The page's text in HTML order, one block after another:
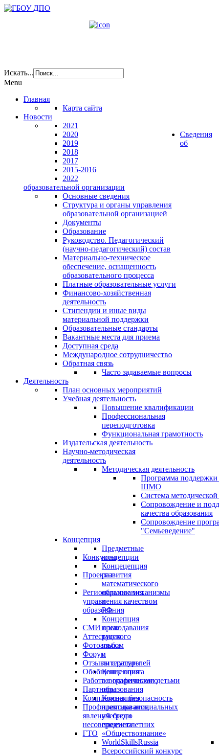
Искать...
Menu
Главная
Карта сайта
Новости
2021
2020
2019
2018
2017
2015-2016
2022
Сведения
об
образовательной организации
Основные сведения
Структура и органы управления
образовательной организацией
Документы
Образование
Руководство. Педагогический
(научно-педагогический) состав
Материально-техническое
обеспечение, оснащенность
образовательного процесса
Платные образовательные услуги
Финансово-хозяйственная
деятельность
Стипендии и иные виды
материальной поддержки
Образовательные стандарты
Вакантные места для приема
Доступная среда
Международное сотрудничество
Обратная связь
Часто задаваемые вопросы
Деятельность
План основных мероприятий
Учебная деятельность
Повышение квалификации
Профессиональная
переподготовка
Функциональная грамотность
Издательская деятельность
Научно-методическая
деятельность
Методическая деятельность
Программа
ШМО
Система
Сопровождение и
качества образования
Сопровождение
"Семьеведение"
Концепция
Предметные
концепции
Концецепция
развития
математического
образования
в
РФ
Концепция
преподавания
русского
языка
и
литературы
Концепция
географического
образования
Концепция
преподавания
учебного
предмета
«Обществознание»
Конкурсы
WorldSkillsRussia
Всероссийский конкурс
Проекты
Региональные механизмы
управления качеством
образования
СМИ о нас
Аттестация
Фотоальбом
Форум
Отзывы слушателей
Обобщение опыта
Работа с одаренными детьми
Партнеры
Комплексная безопасность
Профилактика асоциальных
явлений среди
несовершеннолетних
ГТО